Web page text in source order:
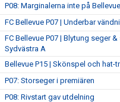
P08: Marginalerna inte på
FC Bellevue P07 | Underbar
FC Bellevue P07 | Blytung seger
Sydvästra A
Bellevue P15 | Skönspel och hat-
P07: Storseger i premiären
P08: Rivstart gav utdelning